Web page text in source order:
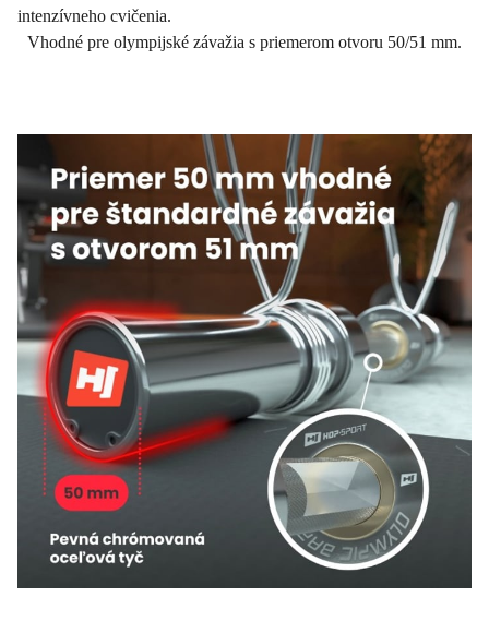
intenzívneho cvičenia.
Vhodné pre olympijské závažia s priemerom otvoru 50/51 mm.